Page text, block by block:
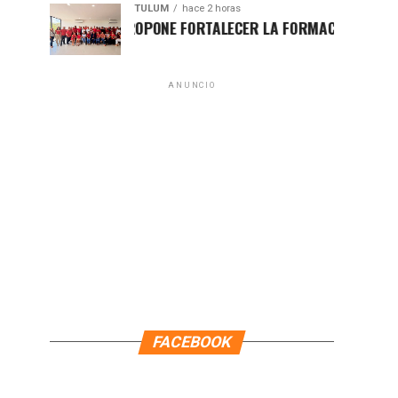
TULUM hace 2 horas
ALDAY PROPONE FORTALECER LA FORMACIÓN POLÍTICA
ANUNCIO
FACEBOOK